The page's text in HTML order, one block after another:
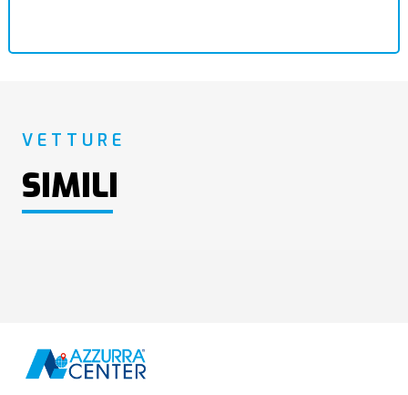
VETTURE
SIMILI